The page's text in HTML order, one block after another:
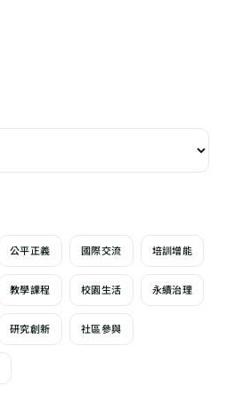
公平正義 國際交流 培訓增能
教學課程 校園生活 永續治理
研究創新 社區參與